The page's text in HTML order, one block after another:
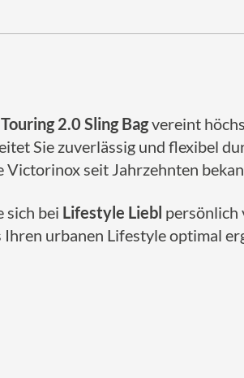
2.0 Sling Bagvereint
Sie zuverlässig und flexibel
Victorinox seit Jahrzehnten
sich bei Lifestyle Liebl persönlich
Ihren urbanen Lifestyle optimal